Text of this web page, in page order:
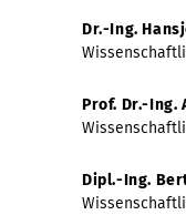
Dr.-Ing.
Prof. Dr.-Ing.
Dipl.-Ing.